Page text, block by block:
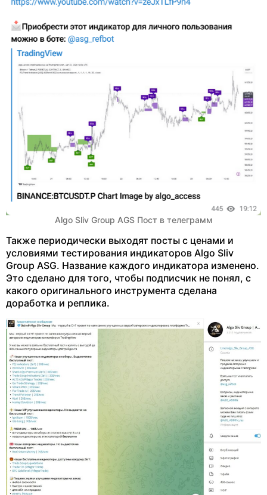
Algo Sliv Group AGS Пост в телеграмм
Также периодически выходят посты с ценами и
условиями тестирования индикаторов Algo Sliv
Group ASG. Название каждого индикатора изменено.
Это сделано для того, чтобы подписчик не понял, с
какого оригинального инструмента сделана
доработка и реплика.